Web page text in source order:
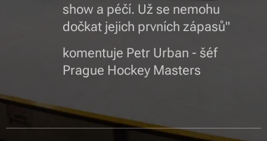
show a péčí. Už se nemohu
dočkat jejich prvních zápasů"
komentuje Petr Urban - šéf
Prague Hockey Masters